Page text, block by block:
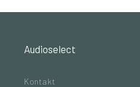
Audioselect
Kontakt